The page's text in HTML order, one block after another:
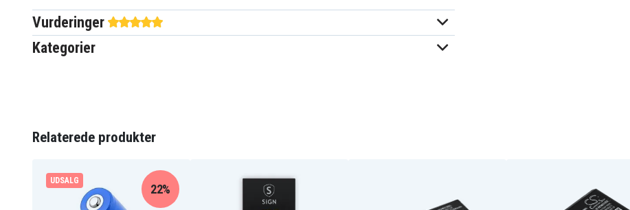
Passer til mærket Canon
Kapacitet 950 mAh
Canon EOS 200D
Canon EOS 760D
Canon EOS 770D
Canon EOS 800D
Canon EOS Kiss X8i
Vurderinger
Kategorier
Relaterede produkter
UDSALG
22%